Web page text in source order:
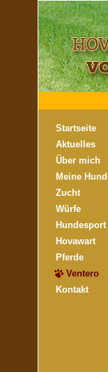
Startseite
Aktuelles
Über mich
Meine
Zucht
Würfe
Hundesport
Hovawart
Pferde
Ventero
Kontakt